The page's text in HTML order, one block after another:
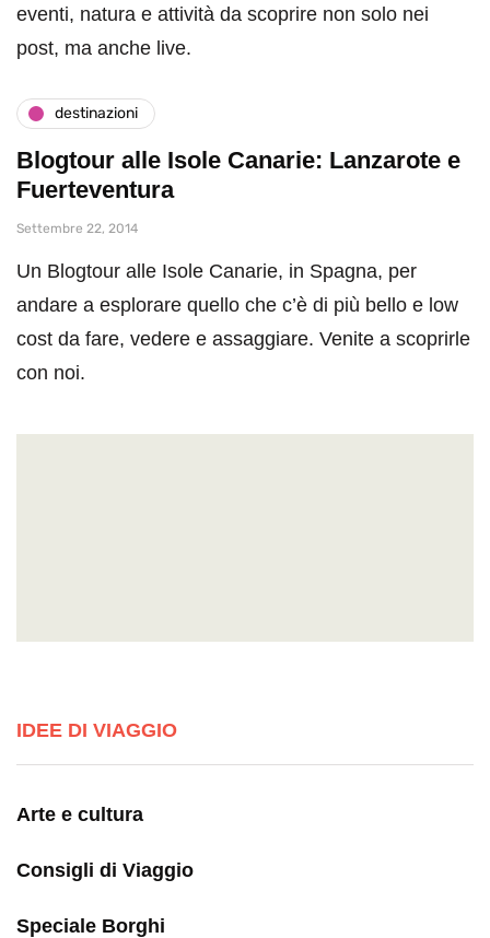
eventi, natura e attività da scoprire non solo nei
post, ma anche live.
destinazioni
Blogtour alle Isole Canarie: Lanzarote e
Fuerteventura
Settembre 22, 2014
Un Blogtour alle Isole Canarie, in Spagna, per
andare a esplorare quello che c’è di più bello e low
cost da fare, vedere e assaggiare. Venite a scoprirle
con noi.
IDEE DI VIAGGIO
Arte e cultura
Consigli di Viaggio
Speciale Borghi